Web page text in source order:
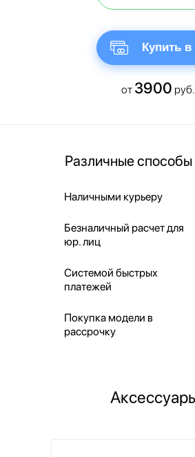
Купить в
от 3900
Различные способы
Наличными курьеру
Безналичный расчет для
юр. лиц
Системой быстрых
платежей
Покупка модели в
рассрочку